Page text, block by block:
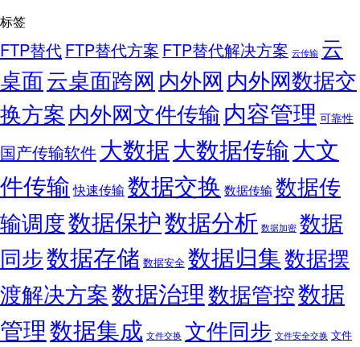
标签
FTP替代FTP替代方案 FTP替代解决方案 云传输 云
桌面云桌面跨网 内外网 内外网数据交
换方案内外网文件传输内容管理 可靠性
国产传输软件 大数据大数据传输大文
件传输 快速传输 数据交换 数据传输数据传
输调度数据保护数据分析 数据加密 数据
同步数据存储 数据安全 数据归集数据摆
渡解决方案数据治理数据管控数据
管理数据集成 文件交换 文件同步 文件安全交换 文件